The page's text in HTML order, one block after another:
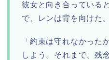
彼女と向き合っている
で、レンは背を向けた。
「約束は守れなかった
しよう。それまで、残